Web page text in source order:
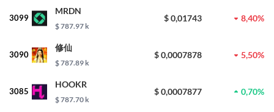
3099
MRDN
$ 787.97 k
$ 0,01743 8,40%
3090
修仙
$ 787.89 k
$ 0,0007878 5,50%
3085
HOOKR
$ 787.70 k
$ 0,0007877 0,70%